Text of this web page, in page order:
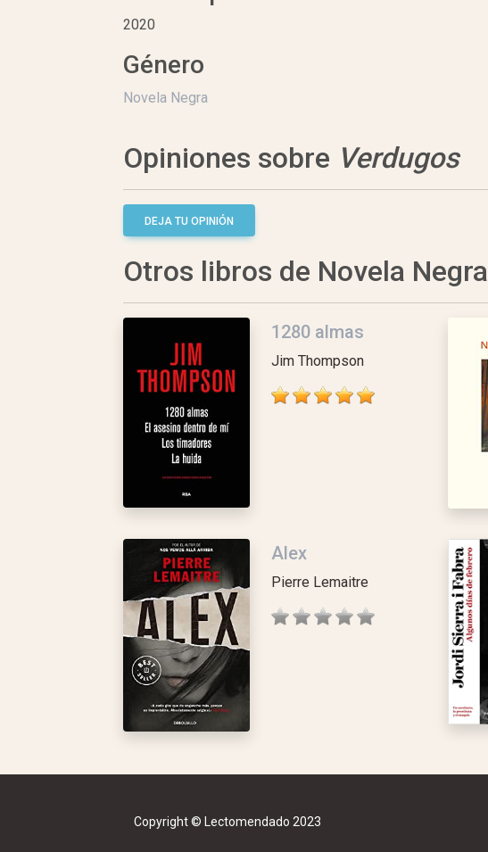
2020
Género
Novela Negra
Opiniones sobre Verdugos
DEJA TU OPINIÓN
Otros libros de Novela Negra
1280 almas
Jim Thompson
Alex
Pierre Lemaitre
Copyright © Lectomendado 2023